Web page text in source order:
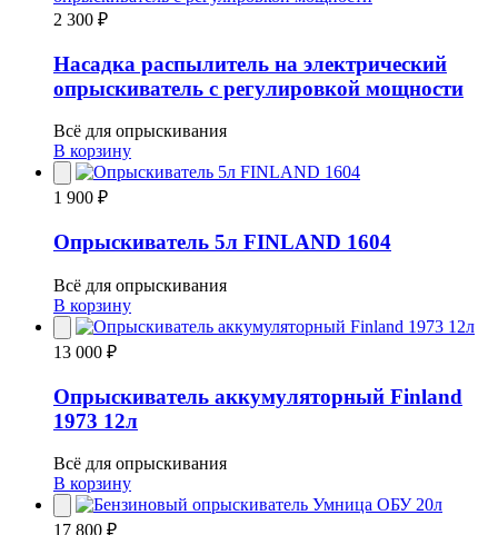
2 300 ₽
Насадка распылитель на электрический
опрыскиватель с регулировкой мощности
Всё для опрыскивания
В корзину
1 900 ₽
Опрыскиватель 5л FINLAND 1604
Всё для опрыскивания
В корзину
13 000 ₽
Опрыскиватель аккумуляторный Finland
1973 12л
Всё для опрыскивания
В корзину
17 800 ₽